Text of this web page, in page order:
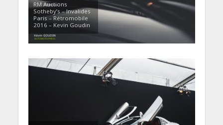
RM Auctions
Sotheby’s – Invalides
Paris – Rétromobile
2016 – Kevin Goudin